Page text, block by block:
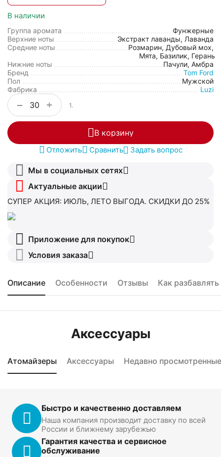
В наличии
Группа аромата
Фунжерные
Верхние ноты
Экстракт лаванды, Лаванда
Средние ноты
Розмарин, Дубовый мох,
Мята, Базилик, Герань
Нижние ноты
Пачули, Амбра
Бренд
Tom Ford
Пол
Мужской
Фабрика
Luzi
+
− 1.
В корзину
Отложить Сравнить Задать вопрос
Мы в социальных сетях
Актуальные акции
СУПЕР АКЦИЯ: ИЮЛЬ, ЛЕТО ВЫГОДА. СКИДКИ ДО 25%
Приложение для покупок
Условия заказа
Описание Особенности Отзывы Как
Аксессуары
Атомайзеры Аксессуары Недавно просмотренные
Быстро и качественно доставляем
Наша компания производит доставку по всей
России и ближнему зарубежью
Гарантия качества и сервисное
обслуживание